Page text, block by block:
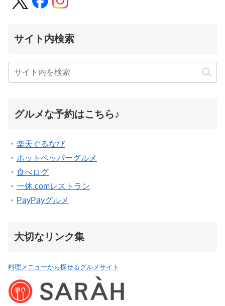
サイト内検索
グルメな予約はこちら♪
・ 楽天ぐるなび
・ ホットペッパーグルメ
・ 食べログ
・ 一休.comレストラン
・ PayPayグルメ
大切なリンク集
料理メニューから探せるグルメサイト